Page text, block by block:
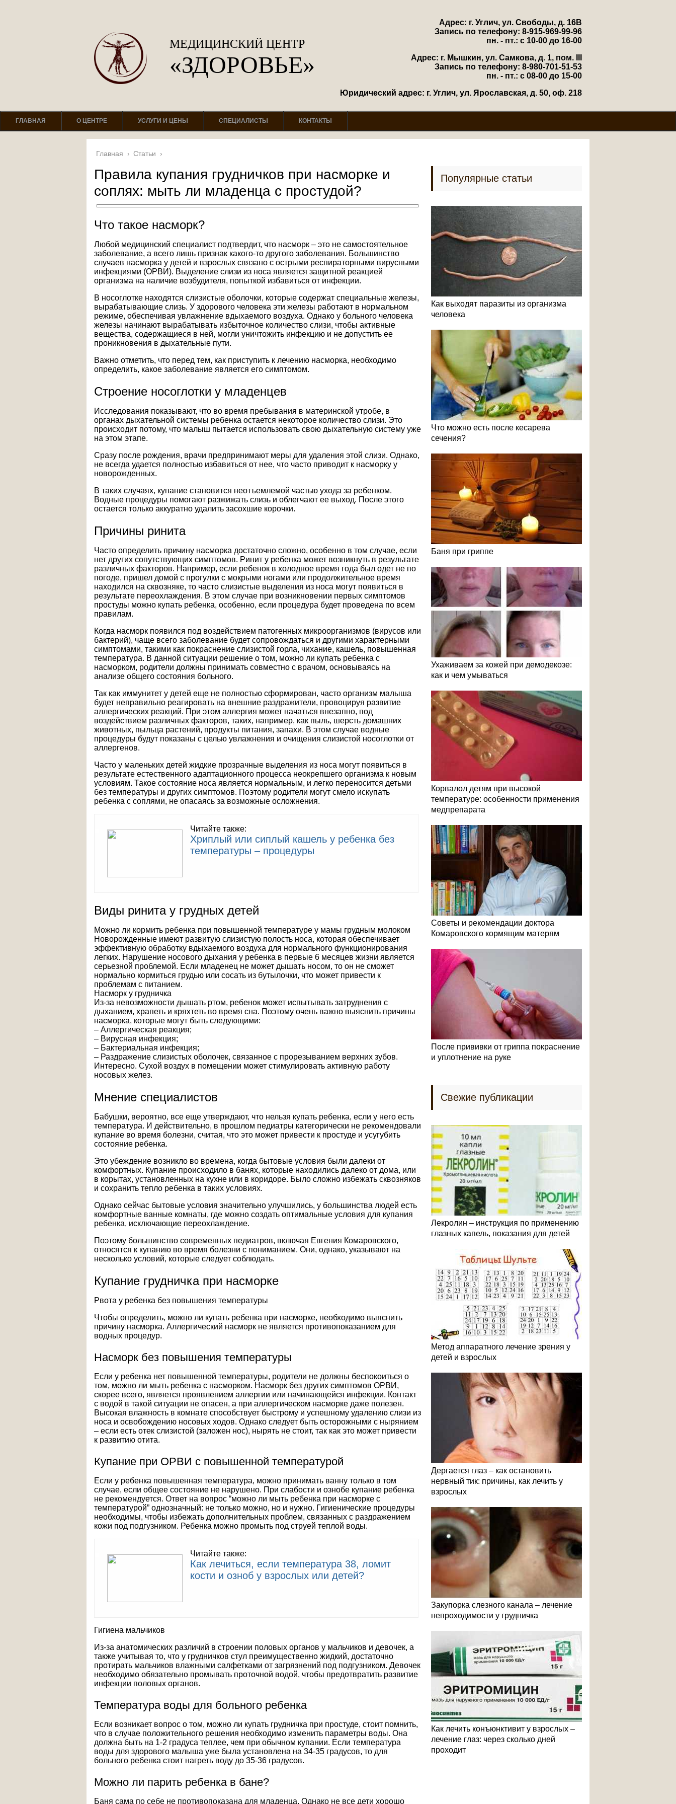
МЕДИЦИНСКИЙ ЦЕНТР
«ЗДОРОВЬЕ»
Адрес: г. Углич, ул. Свободы, д. 16В
Запись по телефону: 8-915-969-99-96
пн. - пт.: с 10-00 до 16-00
Адрес: г. Мышкин, ул. Самкова, д. 1, пом. III
Запись по телефону: 8-980-701-51-53
пн. - пт.: с 08-00 до 15-00
Юридический адрес: г. Углич, ул. Ярославская, д. 50, оф. 218
ГЛАВНАЯ О ЦЕНТРЕ УСЛУГИ И ЦЕНЫ СПЕЦИАЛИСТЫ КОНТАКТЫ
Главная › Статьи ›
Правила купания грудничков при насморке и
соплях: мыть ли младенца с простудой?
Что такое насморк?
Любой медицинский специалист подтвердит, что насморк – это не самостоятельное
заболевание, а всего лишь признак какого-то другого заболевания. Большинство
случаев насморка у детей и взрослых связано с острыми респираторными вирусными
инфекциями (ОРВИ). Выделение слизи из носа является защитной реакцией
организма на наличие возбудителя, попыткой избавиться от инфекции.
В носоглотке находятся слизистые оболочки, которые содержат специальные железы,
вырабатывающие слизь. У здорового человека эти железы работают в нормальном
режиме, обеспечивая увлажнение вдыхаемого воздуха. Однако у больного человека
железы начинают вырабатывать избыточное количество слизи, чтобы активные
вещества, содержащиеся в ней, могли уничтожить инфекцию и не допустить ее
проникновения в дыхательные пути.
Важно отметить, что перед тем, как приступить к лечению насморка, необходимо
определить, какое заболевание является его симптомом.
Строение носоглотки у младенцев
Исследования показывают, что во время пребывания в материнской утробе, в
органах дыхательной системы ребенка остается некоторое количество слизи. Это
происходит потому, что малыш пытается использовать свою дыхательную систему уже
на этом этапе.
Сразу после рождения, врачи предпринимают меры для удаления этой слизи. Однако,
не всегда удается полностью избавиться от нее, что часто приводит к насморку у
новорожденных.
В таких случаях, купание становится неотъемлемой частью ухода за ребенком.
Водные процедуры помогают разжижать слизь и облегчают ее выход. После этого
остается только аккуратно удалить засохшие корочки.
Причины ринита
Часто определить причину насморка достаточно сложно, особенно в том случае, если
нет других сопутствующих симптомов. Ринит у ребенка может возникнуть в результате
различных факторов. Например, если ребенок в холодное время года был одет не по
погоде, пришел домой с прогулки с мокрыми ногами или продолжительное время
находился на сквозняке, то часто слизистые выделения из носа могут появиться в
результате переохлаждения. В этом случае при возникновении первых симптомов
простуды можно купать ребенка, особенно, если процедура будет проведена по всем
правилам.
Когда насморк появился под воздействием патогенных микроорганизмов (вирусов или
бактерий), чаще всего заболевание будет сопровождаться и другими характерными
симптомами, такими как покраснение слизистой горла, чихание, кашель, повышенная
температура. В данной ситуации решение о том, можно ли купать ребенка с
насморком, родители должны принимать совместно с врачом, основываясь на
анализе общего состояния больного.
Так как иммунитет у детей еще не полностью сформирован, часто организм малыша
будет неправильно реагировать на внешние раздражители, провоцируя развитие
аллергических реакций. При этом аллергия может начаться внезапно, под
воздействием различных факторов, таких, например, как пыль, шерсть домашних
животных, пыльца растений, продукты питания, запахи. В этом случае водные
процедуры будут показаны с целью увлажнения и очищения слизистой носоглотки от
аллергенов.
Часто у маленьких детей жидкие прозрачные выделения из носа могут появиться в
результате естественного адаптационного процесса неокрепшего организма к новым
условиям. Такое состояние носа является нормальным, и легко переносится детьми
без температуры и других симптомов. Поэтому родители могут смело искупать
ребенка с соплями, не опасаясь за возможные осложнения.
Читайте также:
Хриплый или сиплый кашель у ребенка без
температуры – процедуры
Виды ринита у грудных детей
Можно ли кормить ребенка при повышенной температуре у мамы грудным молоком
Новорожденные имеют развитую слизистую полость носа, которая обеспечивает
эффективную обработку вдыхаемого воздуха для нормального функционирования
легких. Нарушение носового дыхания у ребенка в первые 6 месяцев жизни является
серьезной проблемой. Если младенец не может дышать носом, то он не сможет
нормально кормиться грудью или сосать из бутылочки, что может привести к
проблемам с питанием.
Насморк у грудничка
Из-за невозможности дышать ртом, ребенок может испытывать затруднения с
дыханием, храпеть и кряхтеть во время сна. Поэтому очень важно выяснить причины
насморка, которые могут быть следующими:
– Аллергическая реакция;
– Вирусная инфекция;
– Бактериальная инфекция;
– Раздражение слизистых оболочек, связанное с прорезыванием верхних зубов.
Интересно. Сухой воздух в помещении может стимулировать активную работу
носовых желез.
Мнение специалистов
Бабушки, вероятно, все еще утверждают, что нельзя купать ребенка, если у него есть
температура. И действительно, в прошлом педиатры категорически не рекомендовали
купание во время болезни, считая, что это может привести к простуде и усугубить
состояние ребенка.
Это убеждение возникло во времена, когда бытовые условия были далеки от
комфортных. Купание происходило в банях, которые находились далеко от дома, или
в корытах, установленных на кухне или в коридоре. Было сложно избежать сквозняков
и сохранить тепло ребенка в таких условиях.
Однако сейчас бытовые условия значительно улучшились, у большинства людей есть
комфортные ванные комнаты, где можно создать оптимальные условия для купания
ребенка, исключающие переохлаждение.
Поэтому большинство современных педиатров, включая Евгения Комаровского,
относятся к купанию во время болезни с пониманием. Они, однако, указывают на
несколько условий, которые следует соблюдать.
Купание грудничка при насморке
Рвота у ребенка без повышения температуры
Чтобы определить, можно ли купать ребенка при насморке, необходимо выяснить
причину насморка. Аллергический насморк не является противопоказанием для
водных процедур.
Насморк без повышения температуры
Если у ребенка нет повышенной температуры, родители не должны беспокоиться о
том, можно ли мыть ребенка с насморком. Насморк без других симптомов ОРВИ,
скорее всего, является проявлением аллергии или начинающейся инфекции. Контакт
с водой в такой ситуации не опасен, а при аллергическом насморке даже полезен.
Высокая влажность в комнате способствует быстрому и успешному удалению слизи из
носа и освобождению носовых ходов. Однако следует быть осторожными с нырянием
– если есть отек слизистой (заложен нос), нырять не стоит, так как это может привести
к развитию отита.
Купание при ОРВИ с повышенной температурой
Если у ребенка повышенная температура, можно принимать ванну только в том
случае, если общее состояние не нарушено. При слабости и ознобе купание ребенка
не рекомендуется. Ответ на вопрос “можно ли мыть ребенка при насморке с
температурой” однозначный: не только можно, но и нужно. Гигиенические процедуры
необходимы, чтобы избежать дополнительных проблем, связанных с раздражением
кожи под подгузником. Ребенка можно промыть под струей теплой воды.
Читайте также:
Как лечиться, если температура 38, ломит
кости и озноб у взрослых или детей?
Гигиена мальчиков
Из-за анатомических различий в строении половых органов у мальчиков и девочек, а
также учитывая то, что у грудничков стул преимущественно жидкий, достаточно
протирать мальчиков влажными салфетками от загрязнений под подгузником. Девочек
необходимо обязательно промывать проточной водой, чтобы предотвратить развитие
инфекции половых органов.
Температура воды для больного ребенка
Если возникает вопрос о том, можно ли купать грудничка при простуде, стоит помнить,
что в случае положительного решения необходимо изменить параметры воды. Она
должна быть на 1-2 градуса теплее, чем при обычном купании. Если температура
воды для здорового малыша уже была установлена на 34-35 градусов, то для
больного ребенка стоит нагреть воду до 35-36 градусов.
Можно ли парить ребенка в бане?
Баня сама по себе не противопоказана для младенца. Однако не все дети хорошо
Популярные статьи
Как выходят паразиты из организма
человека
Что можно есть после кесарева
сечения?
Баня при гриппе
Ухаживаем за кожей при демодекозе:
как и чем умываться
Корвалол детям при высокой
температуре: особенности применения
медпрепарата
Советы и рекомендации доктора
Комаровского кормящим матерям
После прививки от гриппа покраснение
и уплотнение на руке
Свежие публикации
Лекролин – инструкция по применению
глазных капель, показания для детей
Метод аппаратного лечение зрения у
детей и взрослых
Дергается глаз – как остановить
нервный тик: причины, как лечить у
взрослых
Закупорка слезного канала – лечение
непроходимости у грудничка
Как лечить конъюнктивит у взрослых –
лечение глаз: через сколько дней
проходит